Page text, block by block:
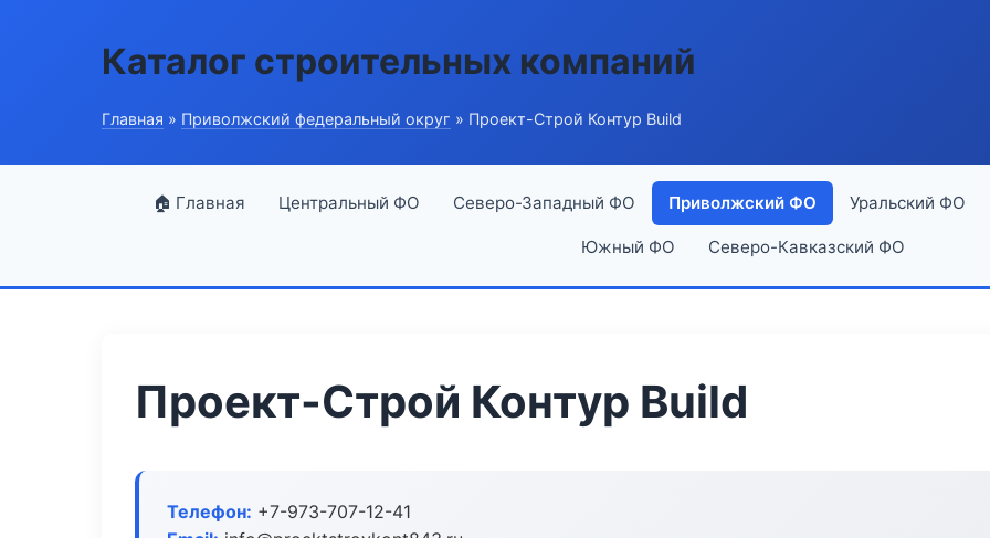
Каталог строительных компаний
Главная » Приволжский федеральный округ » Проект-Строй Контур Build
🏠 Главная Центральный ФО Северо-Западный ФО Приволжский ФО Уральский ФО
Южный ФО Северо-Кавказский ФО
Проект-Строй Контур Build
Телефон: +7-973-707-12-41